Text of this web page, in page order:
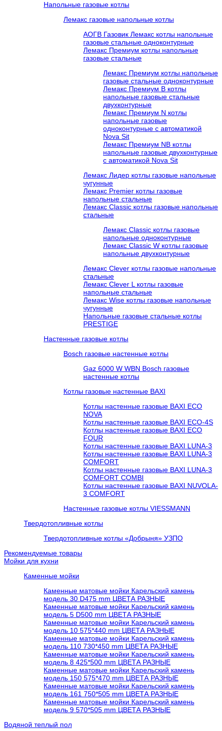
Напольные газовые котлы
Лемакс газовые напольные котлы
АОГВ Газовик Лемакс котлы напольные
газовые стальные одноконтурные
Лемакс Премиум котлы напольные
газовые стальные
Лемакс Премиум котлы напольные
газовые стальные одноконтурные
Лемакс Премиум B котлы
напольные газовые стальные
двухконтурные
Лемакс Премиум N котлы
напольные газовые
одноконтурные c автоматикой
Nova Sit
Лемакс Премиум NB котлы
напольные газовые двухконтурные
c автоматикой Nova Sit
Лемакс Лидер котлы газовые напольные
чугунные
Лемакс Premier котлы газовые
напольные стальные
Лемакс Classic котлы газовые напольные
стальные
Лемакс Classic котлы газовые
напольные одноконтурные
Лемакс Classic W котлы газовые
напольные двухконтурные
Лемакс Clever котлы газовые напольные
стальные
Лемакс Clever L котлы газовые
напольные стальные
Лемакс Wise котлы газовые напольные
чугунные
Напольные газовые стальные котлы
PRESTIGE
Настенные газовые котлы
Bosch газовые настенные котлы
Gaz 6000 W WBN Bosch газовые
настенные котлы
Котлы газовые настенные BAXI
Котлы настенные газовые BAXI ECO
NOVA
Котлы настенные газовые BAXI ECO-4S
Котлы настенные газовые BAXI ECO
FOUR
Котлы настенные газовые BAXI LUNA-3
Котлы настенные газовые BAXI LUNA-3
COMFORT
Котлы настенные газовые BAXI LUNA-3
COMFORT COMBI
Котлы настенные газовые BAXI NUVOLA-
3 COMFORT
Настенные газовые котлы VIESSMANN
Твердотопливные котлы
Твердотопливные котлы «Добрыня» УЗПО
Рекомендуемые товары
Мойки для кухни
Каменные мойки
Каменные матовые мойки Карельский камень
модель 30 D475 mm ЦВЕТА РАЗНЫЕ
Каменные матовые мойки Карельский камень
модель 5 D500 mm ЦВЕТА РАЗНЫЕ
Каменные матовые мойки Карельский камень
модель 10 575*440 mm ЦВЕТА РАЗНЫЕ
Каменные матовые мойки Карельский камень
модель 110 730*450 mm ЦВЕТА РАЗНЫЕ
Каменные матовые мойки Карельский камень
модель 8 425*500 mm ЦВЕТА РАЗНЫЕ
Каменные матовые мойки Карельский камень
модель 150 575*470 mm ЦВЕТА РАЗНЫЕ
Каменные матовые мойки Карельский камень
модель 161 750*505 mm ЦВЕТА РАЗНЫЕ
Каменные матовые мойки Карельский камень
модель 9 570*505 mm ЦВЕТА РАЗНЫЕ
Водяной теплый пол